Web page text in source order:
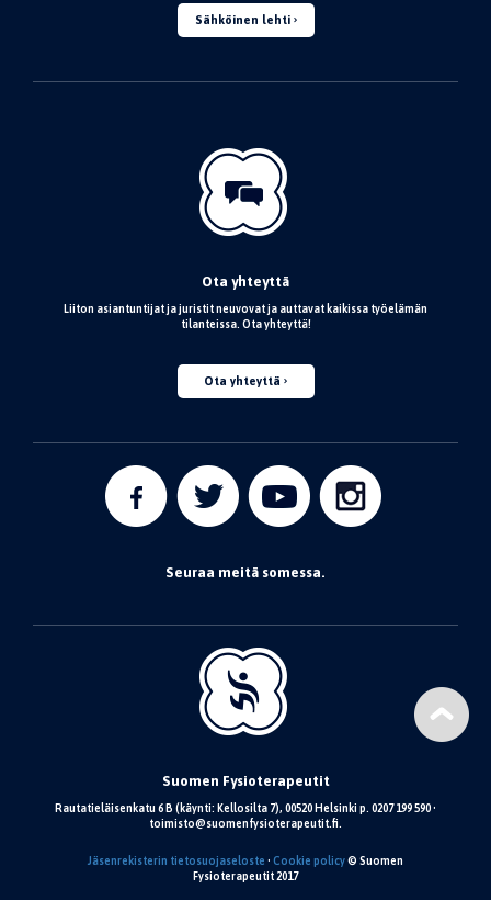
Sähköinen lehti
Ota yhteyttä
Liiton asiantuntijat ja juristit neuvovat ja auttavat kaikissa työelämän
tilanteissa. Ota yhteyttä!
Ota yhteyttä
Seuraa meitä somessa.
Suomen Fysioterapeutit
Rautatieläisenkatu 6 B (käynti: Kellosilta 7), 00520 Helsinki p. 0207 199 590 •
toimisto@suomenfysioterapeutit.fi.
Jäsenrekisterin tietosuojaseloste • Cookie policy© Suomen
Fysioterapeutit 2017